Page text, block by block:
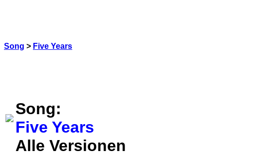
Song > Five Years
Song:
Five Years
Alle Versionen